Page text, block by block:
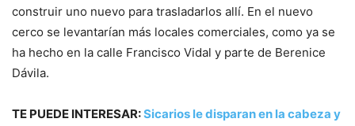
construir uno nuevo para trasladarlos allí. En el nuevo
cerco se levantarían más locales comerciales, como ya se
ha hecho en la calle Francisco Vidal y parte de Berenice
Dávila.
TE PUEDE INTERESAR:Sicarios le disparan en la cabeza y